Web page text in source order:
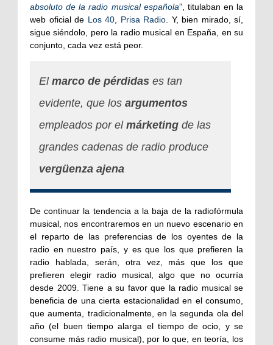
absoluto de la radio musical española”, titulaban en la
web oficial de Los 40, Prisa Radio. Y, bien mirado, sí,
sigue siéndolo, pero la radio musical en España, en su
conjunto, cada vez está peor.
El marco de pérdidas es tan
evidente, que los argumentos
empleados por el márketing de las
grandes cadenas de radio produce
vergüenza ajena
De continuar la tendencia a la baja de la radiofórmula
musical, nos encontraremos en un nuevo escenario en
el reparto de las preferencias de los oyentes de la
radio en nuestro país, y es que los que prefieren la
radio hablada, serán, otra vez, más que los que
prefieren elegir radio musical, algo que no ocurría
desde 2009. Tiene a su favor que la radio musical se
beneficia de una cierta estacionalidad en el consumo,
que aumenta, tradicionalmente, en la segunda ola del
año (el buen tiempo alarga el tiempo de ocio, y se
consume más radio musical), por lo que, en teoría, los